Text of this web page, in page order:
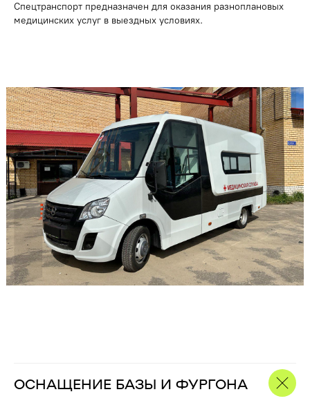
Спецтранспорт предназначен для оказания разноплановых
медицинских услуг в выездных условиях.
ОСНАЩЕНИЕ БАЗЫ И ФУРГОНА